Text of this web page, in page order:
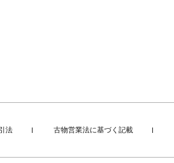
法 古物営業法に基づく記載